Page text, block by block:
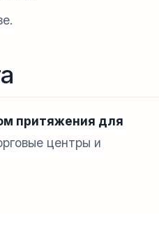
притяжения для
центры и